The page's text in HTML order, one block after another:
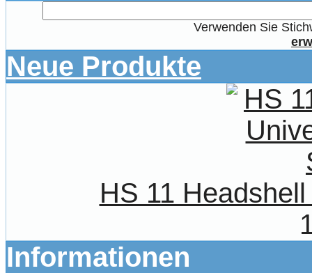
Verwenden Sie
Neue Produkte
HS 11
Informationen